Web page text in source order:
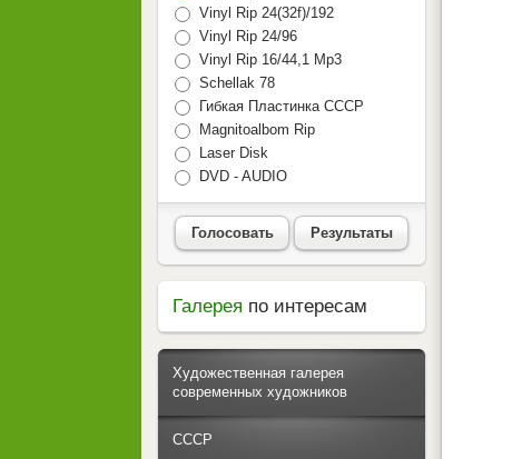
Vinyl Rip 24(32f)/192
Vinyl Rip 24/96
Vinyl Rip 16/44,1 Mp3
Schellak 78
Гибкая Пластинка СССР
Magnitoalbom Rip
Laser Disk
DVD - AUDIO
Голосовать Результаты
Галерея по интересам
Художественная галерея
современных художников
СССР